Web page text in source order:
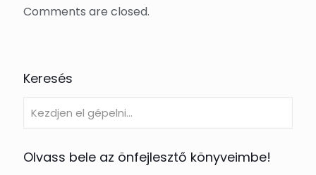
Comments are closed.
Keresés
Olvass bele az önfejlesztő könyveimbe!